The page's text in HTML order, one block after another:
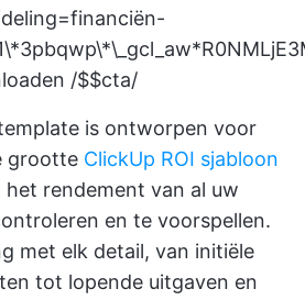
/$$cta/
is ontworpen voor
grootte ClickUp ROI sjabloon
rendement van al uw
en te voorspellen.
met elk detail, van initiële
tot lopende uitgaven en